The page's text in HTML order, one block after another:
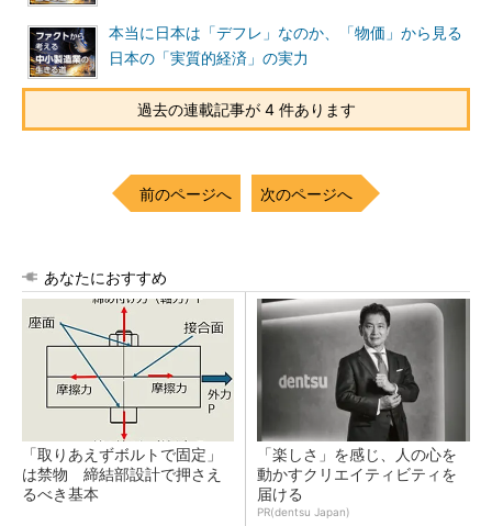
本当に日本は「デフレ」なのか、「物価」から見る
日本の「実質的経済」の実力
過去の連載記事が 4 件あります
前のページへ 次のページへ
あなたにおすすめ
「取りあえずボルトで固定」
は禁物 締結部設計で押さえ
るべき基本
「楽しさ」を感じ、人の心を
動かすクリエイティビティを
届ける
PR(dentsu Japan)